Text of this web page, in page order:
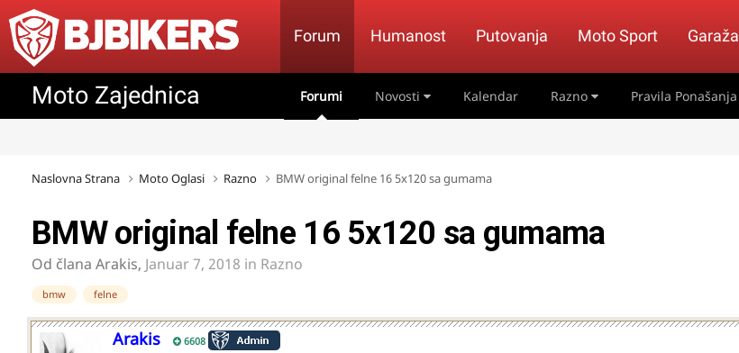
Forum Humanost Putovanja Moto Sport Garaža
Moto Zajednica Forumi Novosti Kalendar Razno Pravila Ponašanja
Naslovna Strana Moto Oglasi Razno BMW original felne 16 5x120 sa gumama
BMW original felne 16 5x120 sa gumama
Od člana Arakis, Januar 7, 2018 in Razno
bmw felne
Arakis 6608